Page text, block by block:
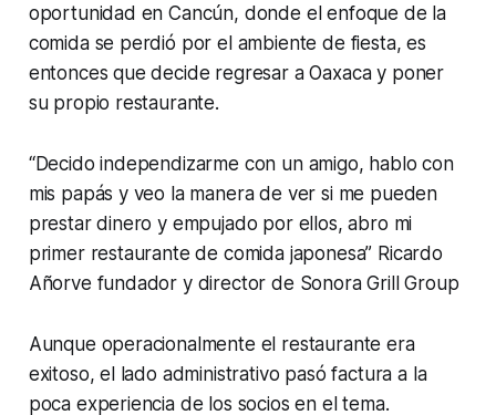
oportunidad en Cancún, donde el enfoque de la
comida se perdió por el ambiente de fiesta, es
entonces que decide regresar a Oaxaca y poner
su propio restaurante.
“Decido independizarme con un amigo, hablo con
mis papás y veo la manera de ver si me pueden
prestar dinero y empujado por ellos, abro mi
primer restaurante de comida japonesa” Ricardo
Añorve fundador y director de Sonora Grill Group
Aunque operacionalmente el restaurante era
exitoso, el lado administrativo pasó factura a la
poca experiencia de los socios en el tema.